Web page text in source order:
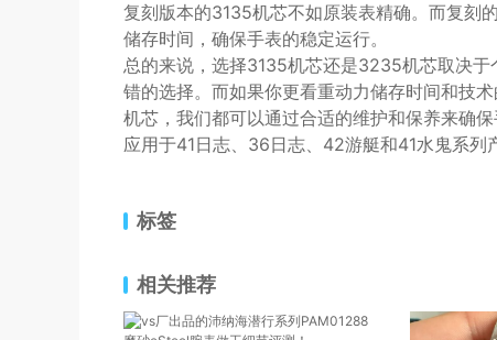
复刻版本的3135机芯不如原装表精确。而复刻
储存时间，确保手表的稳定运行。
总的来说，选择3135机芯还是3235机芯取决
错的选择。而如果你更看重动力储存时间和技
机芯，我们都可以通过合适的维护和保养来确
应用于41日志、36日志、42游艇和41水鬼系列
标签
相关推荐